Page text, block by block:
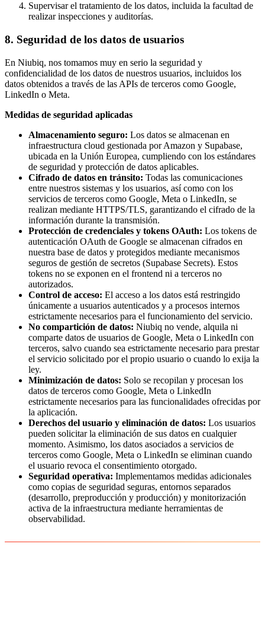
Supervisar el tratamiento de los datos, incluida la facultad de
realizar inspecciones y auditorías.
8. Seguridad de los datos de usuarios
En Niubiq, nos tomamos muy en serio la seguridad y
confidencialidad de los datos de nuestros usuarios, incluidos los
datos obtenidos a través de las APIs de terceros como Google,
LinkedIn o Meta.
Medidas de seguridad aplicadas
Almacenamiento seguro: Los datos se almacenan en
infraestructura cloud gestionada por Amazon y Supabase,
ubicada en la Unión Europea, cumpliendo con los estándares
de seguridad y protección de datos aplicables.
Cifrado de datos en tránsito: Todas las comunicaciones
entre nuestros sistemas y los usuarios, así como con los
servicios de terceros como Google, Meta o LinkedIn, se
realizan mediante HTTPS/TLS, garantizando el cifrado de la
información durante la transmisión.
Protección de credenciales y tokens OAuth: Los tokens de
autenticación OAuth de Google se almacenan cifrados en
nuestra base de datos y protegidos mediante mecanismos
seguros de gestión de secretos (Supabase Secrets). Estos
tokens no se exponen en el frontend ni a terceros no
autorizados.
Control de acceso: El acceso a los datos está restringido
únicamente a usuarios autenticados y a procesos internos
estrictamente necesarios para el funcionamiento del servicio.
No compartición de datos: Niubiq no vende, alquila ni
comparte datos de usuarios de Google, Meta o LinkedIn con
terceros, salvo cuando sea estrictamente necesario para prestar
el servicio solicitado por el propio usuario o cuando lo exija la
ley.
Minimización de datos: Solo se recopilan y procesan los
datos de terceros como Google, Meta o LinkedIn
estrictamente necesarios para las funcionalidades ofrecidas por
la aplicación.
Derechos del usuario y eliminación de datos: Los usuarios
pueden solicitar la eliminación de sus datos en cualquier
momento. Asimismo, los datos asociados a servicios de
terceros como Google, Meta o LinkedIn se eliminan cuando
el usuario revoca el consentimiento otorgado.
Seguridad operativa: Implementamos medidas adicionales
como copias de seguridad seguras, entornos separados
(desarrollo, preproducción y producción) y monitorización
activa de la infraestructura mediante herramientas de
observabilidad.